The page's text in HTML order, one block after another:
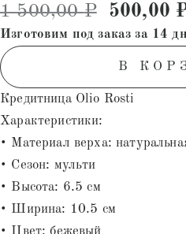
на основе
опроса
пользователей
1 500,00₽ 500,00
Изготовим под заказ за 14
В
Кредитница Olio Rosti
Характеристики:
• Материал верха:
• Сезон: мульти
• Высота: 6.5 см
• Ширина: 10.5 см
• Цвет: бежевый